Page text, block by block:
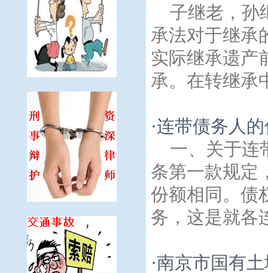
子继老，孙
承法对于继承
实际继承遗产
承。在转继承
·连带债务人
一、关于连
条第一款规定
份额相同。债
务，这是就各
·南京市国有